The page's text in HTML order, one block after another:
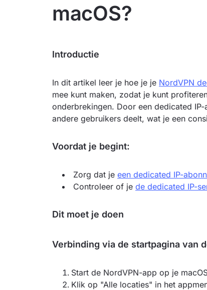
macOS?
Introductie
In dit artikel leer je hoe je je NordVPN
mee kunt maken, zodat je kunt
onderbrekingen. Door een dedicated
andere gebruikers deelt, wat je een
Voordat je begint:
Zorg dat je een dedicated IP-
Controleer of je de dedicated IP-
Dit moet je doen
Verbinding via de startpagina van
Start de NordVPN-app op je
Klik op "Alle locaties" in het